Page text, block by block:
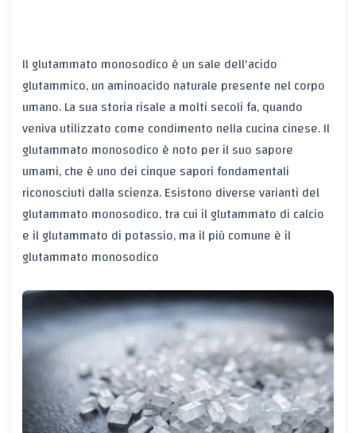
Il glutammato monosodico è un sale dell'acido
glutammico, un aminoacido naturale presente nel corpo
umano. La sua storia risale a molti secoli fa, quando
veniva utilizzato come condimento nella cucina cinese. Il
glutammato monosodico è noto per il suo sapore
umami, che è uno dei cinque sapori fondamentali
riconosciuti dalla scienza. Esistono diverse varianti del
glutammato monosodico, tra cui il glutammato di calcio
e il glutammato di potassio, ma il più comune è il
glutammato monosodico